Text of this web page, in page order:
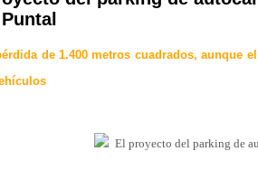
de 1.400 metros cuadrados, aunque